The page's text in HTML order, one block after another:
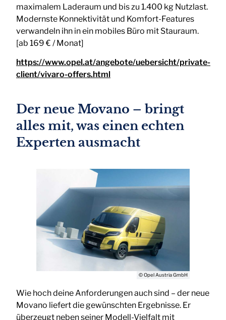
maximalem Laderaum und bis zu 1.400 kg Nutzlast.
Modernste Konnektivität und Komfort-Features
verwandeln ihn in ein mobiles Büro mit Stauraum.
[ab 169 € / Monat]
https://www.opel.at/angebote/uebersicht/private-
client/vivaro-offers.html
Der neue Movano – bringt
alles mit, was einen echten
Experten ausmacht
© Opel Austria GmbH
Wie hoch deine Anforderungen auch sind – der neue
Movano liefert die gewünschten Ergebnisse. Er
überzeugt neben seiner Modell-Vielfalt mit